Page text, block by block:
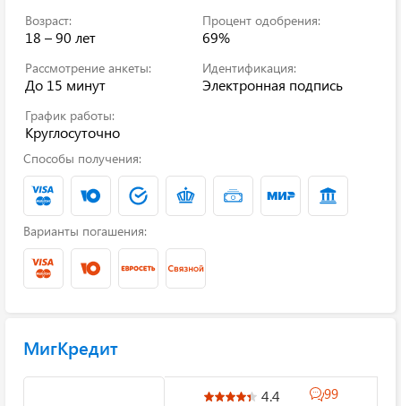
Возраст:
18 – 90 лет
Процент одобрения:
69%
Рассмотрение анкеты:
До 15 минут
Идентификация:
Электронная подпись
График работы:
Круглосуточно
Способы получения:
Варианты погашения:
МигКредит
4.4 99